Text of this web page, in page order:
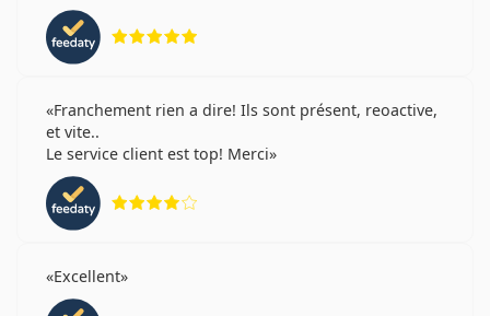
Franchement rien a dire! Ils sont présent, reoactive,
et vite..
Le service client est top! Merci
Excellent